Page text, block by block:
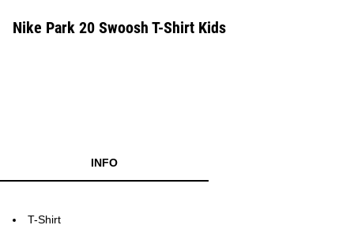
Nike Park 20 Swoosh T-Shirt Kids
INFO
T-Shirt